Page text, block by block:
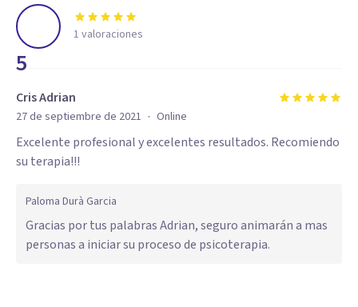
5
1 valoraciones
Cris Adrian
27 de septiembre de 2021 · Online
Excelente profesional y excelentes resultados. Recomiendo
su terapia!!!
Paloma Durà Garcia
Gracias por tus palabras Adrian, seguro animarán a mas
personas a iniciar su proceso de psicoterapia.